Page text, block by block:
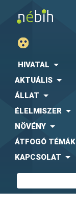
HIVATAL
AKTUÁLIS
ÁLLAT
ÉLELMISZER
NÖVÉNY
ÁTFOGÓ TÉMÁK
KAPCSOLAT